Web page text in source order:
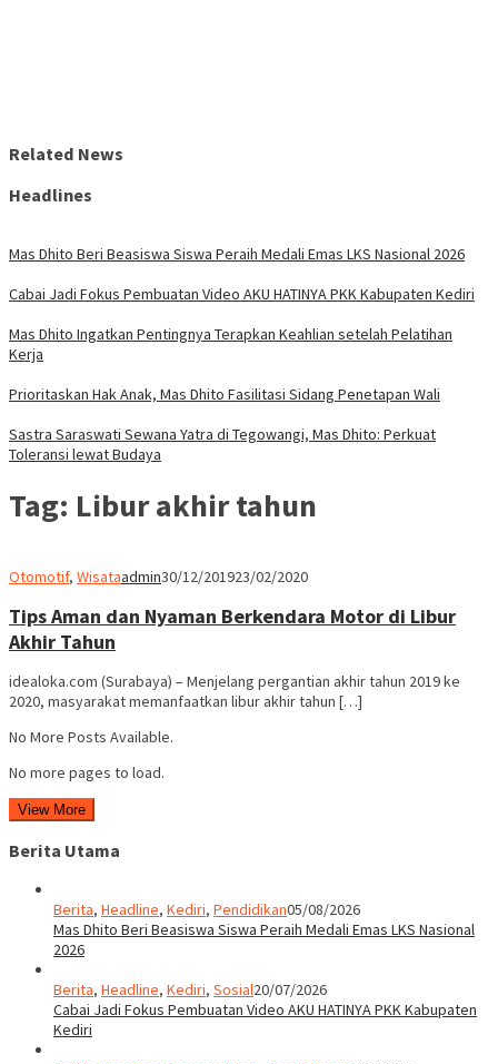
Related News
Headlines
Mas Dhito Beri Beasiswa Siswa Peraih Medali Emas LKS Nasional 2026
Cabai Jadi Fokus Pembuatan Video AKU HATINYA PKK Kabupaten Kediri
Mas Dhito Ingatkan Pentingnya Terapkan Keahlian setelah Pelatihan
Kerja
Prioritaskan Hak Anak, Mas Dhito Fasilitasi Sidang Penetapan Wali
Sastra Saraswati Sewana Yatra di Tegowangi, Mas Dhito: Perkuat
Toleransi lewat Budaya
Tag: Libur akhir tahun
Otomotif, Wisataadmin30/12/201923/02/2020
Tips Aman dan Nyaman Berkendara Motor di Libur
Akhir Tahun
idealoka.com (Surabaya) – Menjelang pergantian akhir tahun 2019 ke
2020, masyarakat memanfaatkan libur akhir tahun […]
No More Posts Available.
No more pages to load.
View More
Berita Utama
Berita, Headline, Kediri, Pendidikan05/08/2026
Mas Dhito Beri Beasiswa Siswa Peraih Medali Emas LKS Nasional
2026
Berita, Headline, Kediri, Sosial20/07/2026
Cabai Jadi Fokus Pembuatan Video AKU HATINYA PKK Kabupaten
Kediri